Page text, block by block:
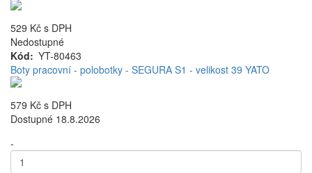
529 Kč s DPH
Nedostupné
Kód
YT-80463
Boty pracovní - polobotky - SEGURA S1 - velikost 39 YATO
579 Kč s DPH
Dostupné 18.8.2026
-